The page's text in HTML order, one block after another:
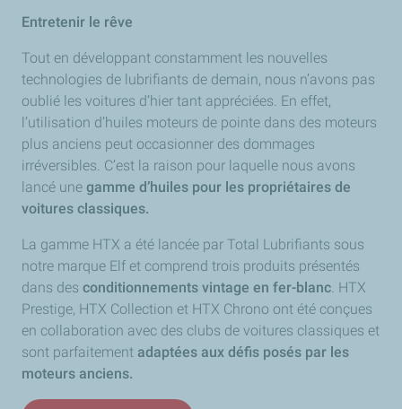
Entretenir le rêve
Tout en développant constamment les nouvelles
technologies de lubrifiants de demain, nous n’avons pas
oublié les voitures d’hier tant appréciées. En effet,
l’utilisation d’huiles moteurs de pointe dans des moteurs
plus anciens peut occasionner des dommages
irréversibles. C’est la raison pour laquelle nous avons
lancé une gamme d’huiles pour les propriétaires de
voitures classiques.
La gamme HTX a été lancée par Total Lubrifiants sous
notre marque Elf et comprend trois produits présentés
dans des conditionnements vintage en fer-blanc. HTX
Prestige, HTX Collection et HTX Chrono ont été conçues
en collaboration avec des clubs de voitures classiques et
sont parfaitement adaptées aux défis posés par les
moteurs anciens.